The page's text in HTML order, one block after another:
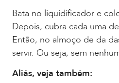
Bata no liquidificador e
Depois, cubra cada uma
Então, no almoço de da
servir. Ou seja, sem
Aliás, veja também: